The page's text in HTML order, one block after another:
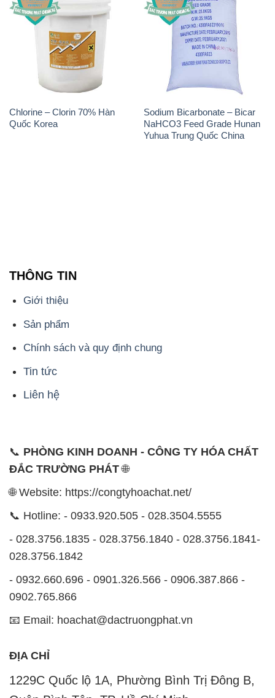
Chlorine – Clorin 70% Hàn
Quốc Korea
Sodium Bicarbonate – Bicar
NaHCO3 Feed Grade Hunan
Yuhua Trung Quốc China
THÔNG TIN
Giới thiệu
Sản phẩm
Chính sách và quy định chung
Tin tức
Liên hệ
📞 PHÒNG KINH DOANH - CÔNG TY HÓA CHẤT
ĐẮC TRƯỜNG PHÁT🌐
🌐 Website: https://congtyhoachat.net/
📞 Hotline: - 0933.920.505 - 028.3504.5555
- 028.3756.1835 - 028.3756.1840 - 028.3756.1841-
028.3756.1842
- 0932.660.696 - 0901.326.566 - 0906.387.866 -
0902.765.866
📧 Email: hoachat@dactruongphat.vn
ĐỊA CHỈ
1229C Quốc lộ 1A, Phường Bình Trị Đông B,